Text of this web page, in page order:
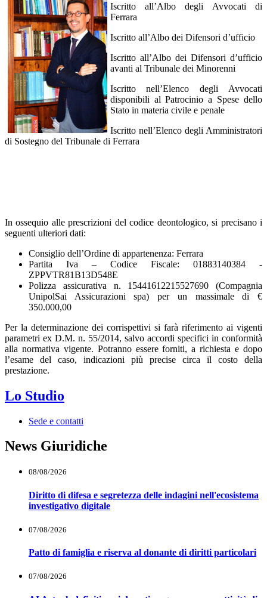
Iscritto all’Albo degli Avvocati di
Ferrara
Iscritto all’Albo dei Difensori d’ufficio
Iscritto all’Albo dei Difensori d’ufficio
avanti al Tribunale dei Minorenni
Iscritto nell’Elenco degli Avvocati
disponibili al Patrocinio a Spese dello
Stato in materia civile e penale
Iscritto nell’Elenco degli Amministratori
di Sostegno del Tribunale di Ferrara
In ossequio alle prescrizioni del codice deontologico, si precisano i
seguenti ulteriori dati:
Consiglio dell’Ordine di appartenenza: Ferrara
Partita Iva – Codice Fiscale: 01883140384 -
ZPPVTR81B13D548E
Polizza assicurativa n. 15441612215527690 (Compagnia
UnipolSai Assicurazioni spa) per un massimale di €
350.000,00
Per la determinazione dei corrispettivi si farà riferimento ai vigenti
parametri ex D.M. n. 55/2014, salvo accordi specifici in conformità
alla normativa vigente. Potranno essere forniti, a richiesta e dopo
l’esame del caso, indicazioni più precise circa il costo della
prestazione.
Lo Studio
Sede e contatti
News Giuridiche
08/08/2026
Diritto di difesa e segretezza delle indagini nell'ecosistema
investigativo digitale
07/08/2026
Patto di famiglia e riserva al donante di diritti particolari
07/08/2026